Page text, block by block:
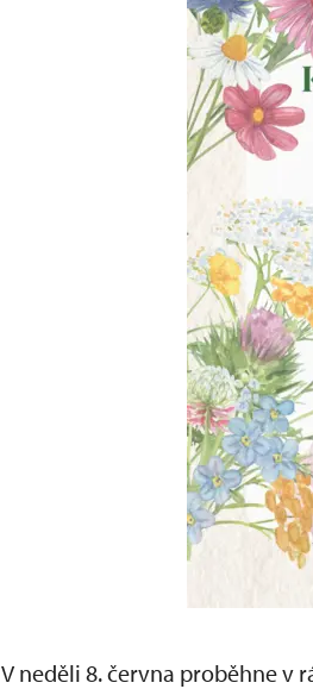
V neděli 8. června proběhne v